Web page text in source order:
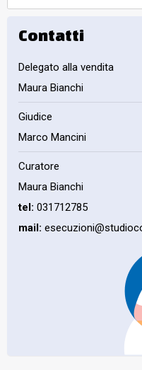
Contatti
Delegato alla vendita
Maura Bianchi
Giudice
Marco Mancini
Curatore
Maura Bianchi
tel: 031712785
mail: